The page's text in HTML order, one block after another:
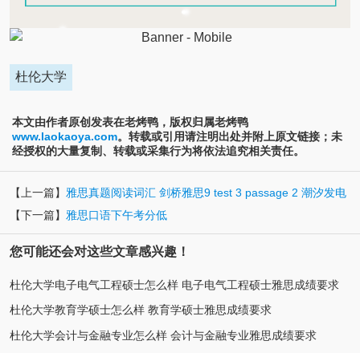
杜伦大学
本文由作者原创发表在老烤鸭，版权归属老烤鸭
www.laokaoya.com。转载或引用请注明出处并附上原文链接；未
经授权的大量复制、转载或采集行为将依法追究相关责任。
【上一篇】 雅思真题阅读词汇 剑桥雅思9 test 3 passage 2 潮汐发电
【下一篇】 雅思口语下午考分低
您可能还会对这些文章感兴趣！
杜伦大学电子电气工程硕士怎么样 电子电气工程硕士雅思成绩要求
杜伦大学教育学硕士怎么样 教育学硕士雅思成绩要求
杜伦大学会计与金融专业怎么样 会计与金融专业雅思成绩要求